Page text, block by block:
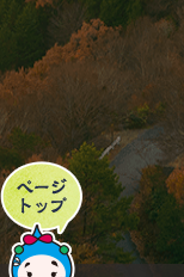
ペ
ー